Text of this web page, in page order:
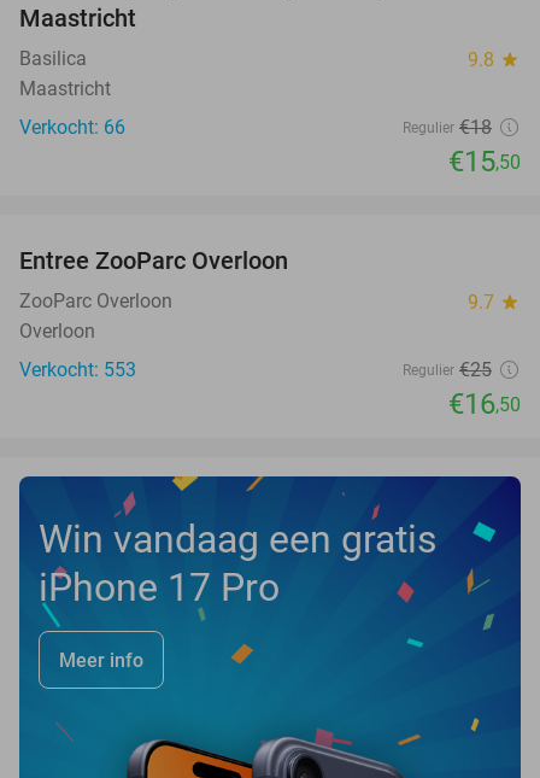
Maastricht
Basilica 9.8 star
Maastricht
Verkocht: 66
Regulier €18
€15,50
TODAY
Entree ZooParc Overloon
ZooParc Overloon 9.7 star
Overloon
Verkocht: 553
Regulier €25
€16,50
Win vandaag een gratis
iPhone 17 Pro
Meer info